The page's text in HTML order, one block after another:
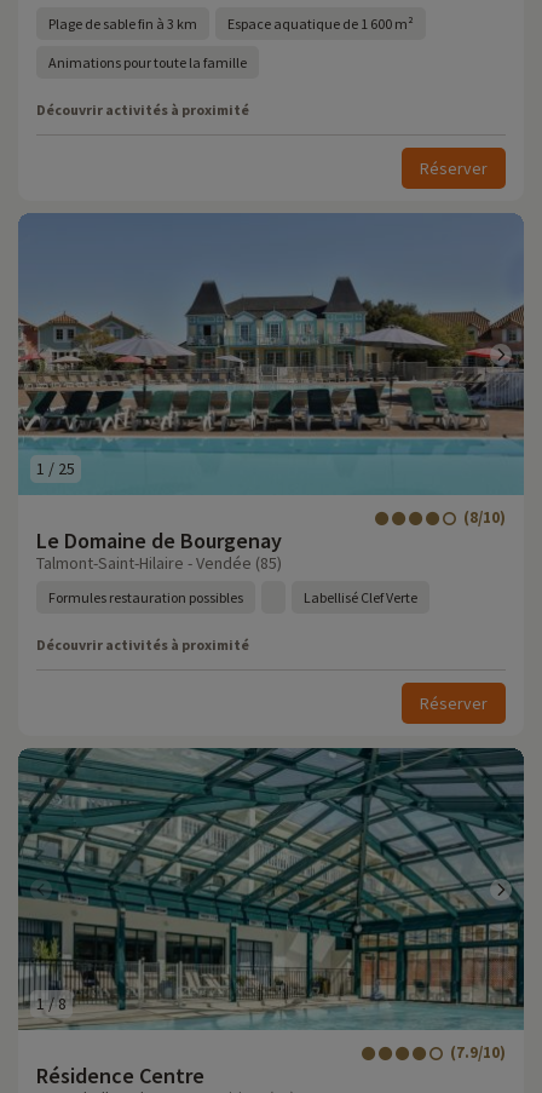
Plage de sable fin à 3 km Espace aquatique de 1 600 m²
Animations pour toute la famille
Découvrir activités à proximité
Réserver
1 / 25
Le Domaine de Bourgenay
(8/10)
Talmont-Saint-Hilaire - Vendée (85)
Formules restauration possibles Labellisé Clef Verte
Découvrir activités à proximité
Réserver
1/8
Résidence Centre
(7.9/10)